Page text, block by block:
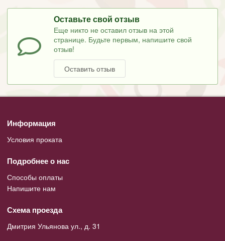
Оставьте свой отзыв
Еще никто не оставил отзыв на этой
странице. Будьте первым, напишите свой
отзыв!
Оставить отзыв
Информация
Условия проката
Подробнее о нас
Способы оплаты
Напишите нам
Схема проезда
Дмитрия Ульянова ул., д. 31